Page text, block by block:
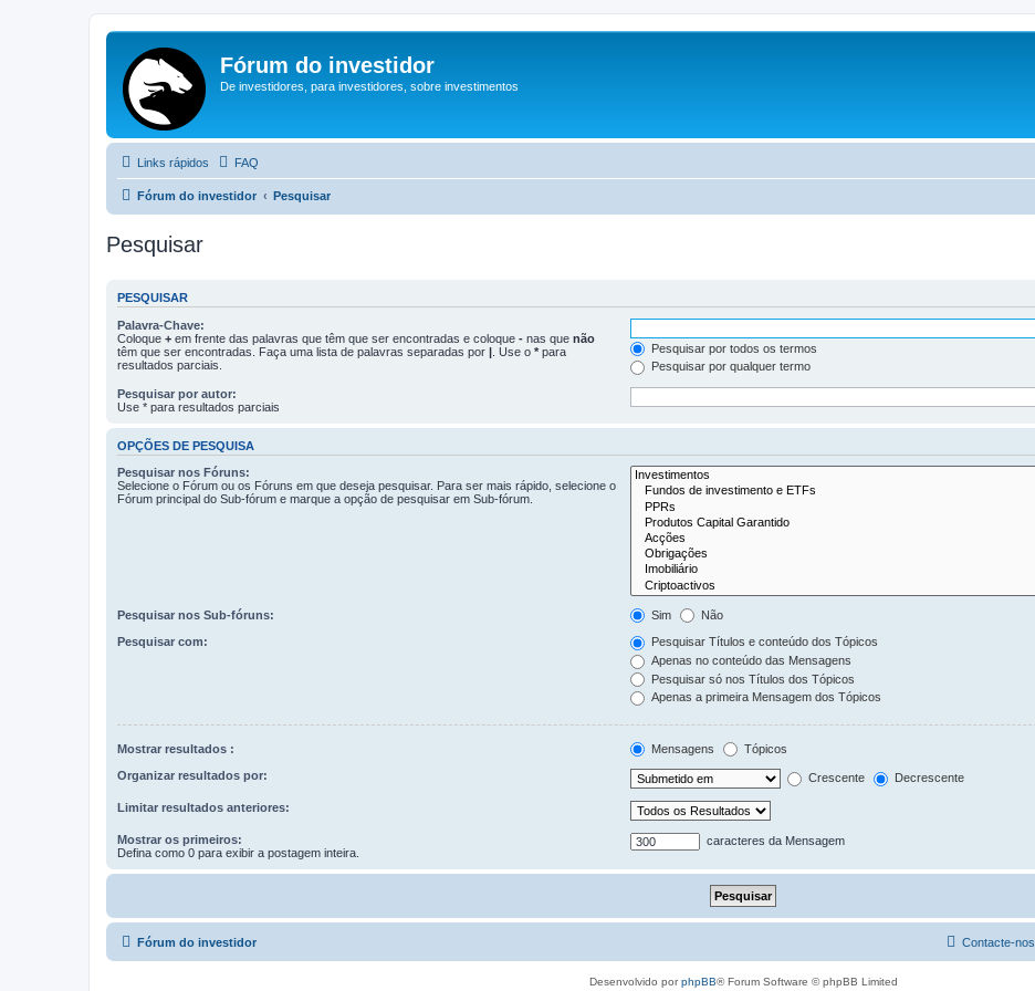
Fórum do investidor
De investidores, para investidores, sobre investimentos
Links rápidos FAQ
Fórum do investidor Pesquisar
Pesquisar
PESQUISAR
Palavra-Chave:
Coloque + em frente das palavras que têm que ser encontradas e coloque - nas que não
têm que ser encontradas. Faça uma lista de palavras separadas por | . Use o * para
resultados parciais.
Pesquisar por todos os termos
Pesquisar por qualquer termo
Pesquisar por autor:
Use * para resultados parciais
OPÇÕES DE PESQUISA
Pesquisar nos Fóruns:
Selecione o Fórum ou os Fóruns em que deseja pesquisar. Para ser mais rápido, selecione o
Fórum principal do Sub-fórum e marque a opção de pesquisar em Sub-fórum.
Pesquisar nos Sub-fóruns: Sim Não
Pesquisar com:
Pesquisar Títulos e conteúdo dos Tópicos
Apenas no conteúdo das Mensagens
Pesquisar só nos Títulos dos Tópicos
Apenas a primeira Mensagem dos Tópicos
Mostrar resultados : Mensagens Tópicos
Organizar resultados por: Crescente Decrescente
Limitar resultados anteriores:
Mostrar os primeiros:
Defina como 0 para exibir a postagem inteira.
caracteres da Mensagem
Fórum do investidor Contacte-nos
Desenvolvido porphpBB® Forum Software © phpBB Limited